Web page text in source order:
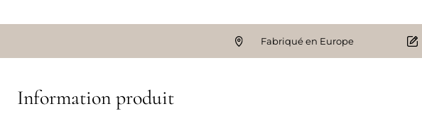
Fabriqué en Europe
Information produit